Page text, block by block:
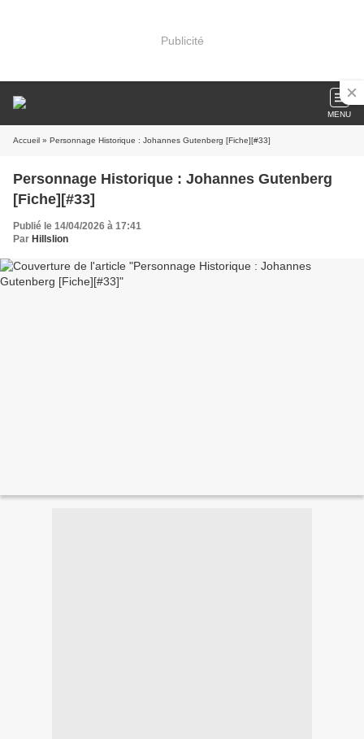
Publicité
MENU
Accueil » Personnage Historique : Johannes Gutenberg [Fiche][#33]
Personnage Historique : Johannes Gutenberg
[Fiche][#33]
Publié le 14/04/2026 à 17:41
Par Hillslion